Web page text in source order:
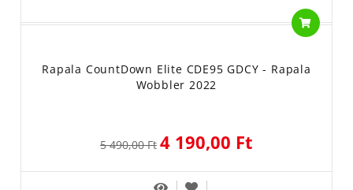
Rapala CountDown Elite CDE95 GDCY - Rapala
Wobbler 2022
5 490,00 Ft 4 190,00 Ft